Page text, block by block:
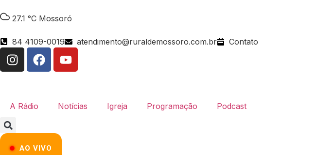
27.1 °C Mossoró
84 4109-0019 atendimento@ruraldemossoro.com.br Contato
A Rádio Notícias Igreja Programação Podcast
AO VIVO